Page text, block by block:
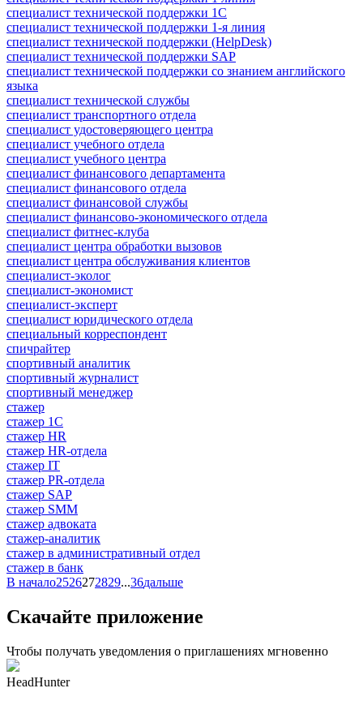
специалист технической поддержки 1С
специалист технической поддержки 1-я линия
специалист технической поддержки (HelpDesk)
специалист технической поддержки SAP
специалист технической поддержки со знанием английского
языка
специалист технической службы
специалист транспортного отдела
специалист удостоверяющего центра
специалист учебного отдела
специалист учебного центра
специалист финансового департамента
специалист финансового отдела
специалист финансовой службы
специалист финансово-экономического отдела
специалист фитнес-клуба
специалист центра обработки вызовов
специалист центра обслуживания клиентов
специалист-эколог
специалист-экономист
специалист-эксперт
специалист юридического отдела
специальный корреспондент
спичрайтер
спортивный аналитик
спортивный журналист
спортивный менеджер
стажер
стажер 1С
стажер HR
стажер HR-отдела
стажер IT
стажер PR-отдела
стажер SAP
стажер SMM
стажер адвоката
стажер-аналитик
стажер в административный отдел
стажер в банк
В начало2526272829...36дальше
Скачайте приложение
Чтобы получать уведомления о приглашениях мгновенно
HeadHunter